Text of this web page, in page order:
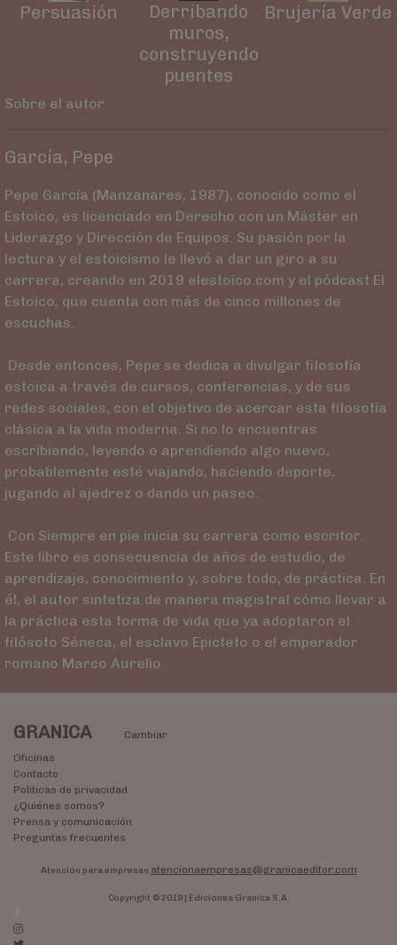
Persuasión
Derribando
muros,
construyendo
puentes
Brujería Verde
Sobre el autor
García, Pepe
Pepe García (Manzanares, 1987), conocido como el
Estoico, es licenciado en Derecho con un Máster en
Liderazgo y Dirección de Equipos. Su pasión por la
lectura y el estoicismo le llevó a dar un giro a su
carrera, creando en 2019 elestoico.com y el pódcast El
Estoico, que cuenta con más de cinco millones de
escuchas.
Desde entonces, Pepe se dedica a divulgar filosofía
estoica a través de cursos, conferencias, y de sus
redes sociales, con el objetivo de acercar esta filosofía
clásica a la vida moderna. Si no lo encuentras
escribiendo, leyendo o aprendiendo algo nuevo,
probablemente esté viajando, haciendo deporte,
jugando al ajedrez o dando un paseo.
Con Siempre en pie inicia su carrera como escritor.
Este libro es consecuencia de años de estudio, de
aprendizaje, conocimiento y, sobre todo, de práctica. En
él, el autor sintetiza de manera magistral cómo llevar a
la práctica esta forma de vida que ya adoptaron el
filósofo Séneca, el esclavo Epicteto o el emperador
romano Marco Aurelio.
GRANICA
Cambiar
Oficinas
Contacto
Políticas de privacidad
¿Quiénes somos?
Prensa y comunicación
Preguntas frecuentes
Atención para empresas atencionaempresas@granicaeditor.com
Copyright © 2019 | Ediciones Granica S.A.